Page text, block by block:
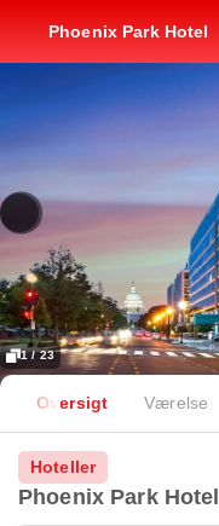
Phoenix Park Hotel
1 / 23
Oversigt Værelse
Hoteller
Phoenix Park Hotel